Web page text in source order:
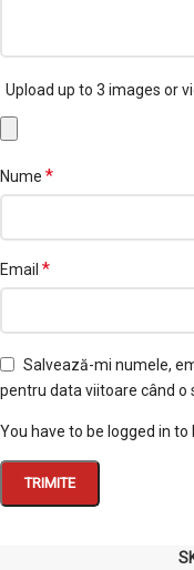
Upload up to 3 images or
Nume *
Email *
Salvează-mi numele,
pentru data viitoare când o
You have to be logged in